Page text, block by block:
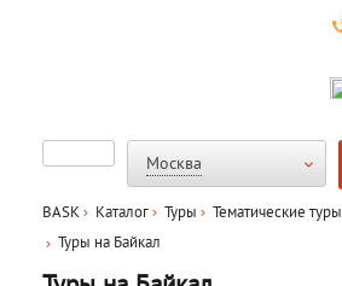
Москва
BASK Каталог Туры Тематические туры
Туры на Байкал